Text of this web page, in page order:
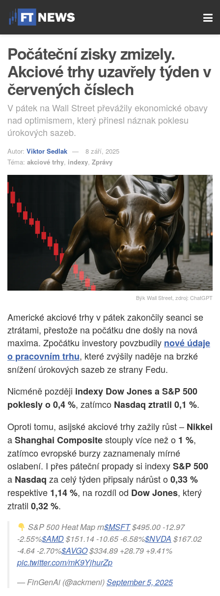
Počáteční zisky zmizely.
Akciové trhy uzavřely týden v
červených číslech
V pátek na Wall Street převážily ekonomické obavy
nad optimismem, který přinesl náznak poklesu
úrokových sazeb.
Autor: Viktor Sedlak
8 září, 2025
Téma: akciové trhy, indexy, Zprávy
Býk Wall Street, zdroj: ChatGPT
Americké akciové trhy v pátek zakončily seanci se
ztrátami, přestože na počátku dne došly na nová
maxima. Zpočátku investory povzbudily nové údaje
o pracovním trhu, které zvýšily naděje na brzké
snížení úrokových sazeb ze strany Fedu.
Nicméně později indexy Dow Jones a S&P 500
poklesly o 0,4 %, zatímco Nasdaq ztratil 0,1 %.
Oproti tomu, asijské akciové trhy zažily růst – Nikkei
aShanghai Compositestouply více než o 1 %,
zatímco evropské burzy zaznamenaly mírné
oslabení. I přes páteční propady si indexyS&P 500
a Nasdaq za celý týden připsaly nárůst o 0,33 %
respektive 1,14 %, na rozdíl od Dow Jones, který
ztratil 0,32 %.
S&P 500 Heat Map rn$MSFT$495.00 -12.97
-2.55%$AMD$151.14 -10.65 -6.58%$NVDA $167.02
-4.64 -2.70%$AVGO$334.89 +28.79 +9.41%
pic.twitter.com/mK9YjhurZp
— FinGenAi (@ackmeni)September 5, 2025